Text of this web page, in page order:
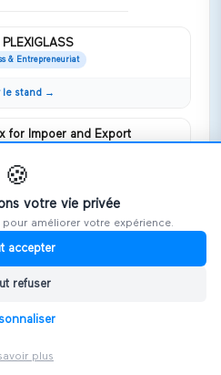
PLEXIGLASS
& Entrepreneuriat
le stand →
for Impoer and Export
company specialise in frozen
vegetables pdf
votre développement
🍪
votre vie privée
améliorer votre expérience.
accepter
refuser
plus